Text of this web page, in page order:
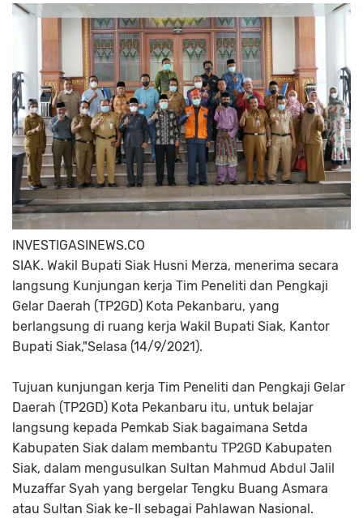
INVESTIGASINEWS.CO
SIAK. Wakil Bupati Siak Husni Merza, menerima secara
langsung Kunjungan kerja Tim Peneliti dan Pengkaji
Gelar Daerah (TP2GD) Kota Pekanbaru, yang
berlangsung di ruang kerja Wakil Bupati Siak, Kantor
Bupati Siak,"Selasa (14/9/2021).
Tujuan kunjungan kerja Tim Peneliti dan Pengkaji Gelar
Daerah (TP2GD) Kota Pekanbaru itu, untuk belajar
langsung kepada Pemkab Siak bagaimana Setda
Kabupaten Siak dalam membantu TP2GD Kabupaten
Siak, dalam mengusulkan Sultan Mahmud Abdul Jalil
Muzaffar Syah yang bergelar Tengku Buang Asmara
atau Sultan Siak ke-II sebagai Pahlawan Nasional.